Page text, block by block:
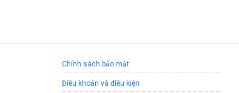
Chính sách bảo mật
Điều khoản và điều kiện